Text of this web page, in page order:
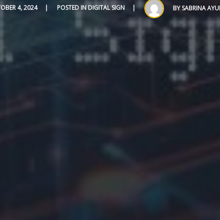
4, 2024 POSTED INDIGITAL SIGN BYSABRINA